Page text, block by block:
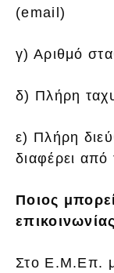
(email)
γ) Αριθμό
δ) Πλήρη
ε) Πλήρη
διαφέρει από
Ποιος
Στο Ε.Μ.Επ.